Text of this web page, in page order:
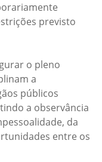
previsto
o pleno
a
públicos
a observância
da
entre os